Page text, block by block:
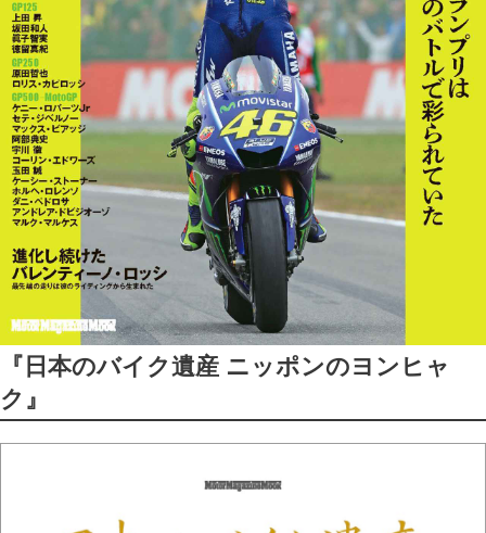
『日本のバイク遺産 ニッポンのヨンヒャ
ク』